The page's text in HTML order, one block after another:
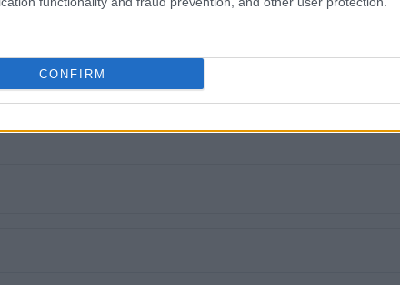
CONFIRM
του) και Start TV, συνολικά 15 χρόνια.
Facebook